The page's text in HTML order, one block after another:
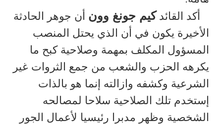
أكد القائدكيم جونغ وون أن جوهر الحادثة
الأخيرة يكون في أن الذي يحتل المنصب
المسؤول المكلف بمهمة وصلاحية كبح ما
يكرهه الحزب والشعب من جمع الثروات غير
الشرعية وكشفه وازالته إنما هو بالذات
إستخدم تلك الصلاحية سلاحا لمصالحه
الشخصية وظهر مدبرا رئيسيا لأعمال الجور